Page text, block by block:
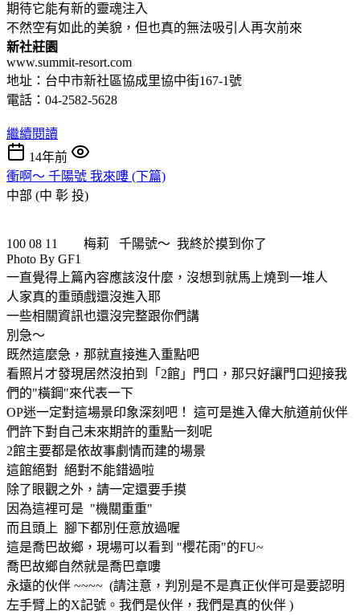
期待它能有新的靈魂注入
不然空有如此的美貌，但也真的無法吸引人再次前來
新社莊園
www.summit-resort.com
地址：台中市新社區協成里協中街167-1號
電話：04-2582-5628
繼續閱讀
14年前
衝啊～ 千陽號 我來嘍 (下篇)
中部 (中 彰 投)
100 08 11 梅莉 千陽號～ 我終於摸到你了
Photo By GF1
一直覺得上篇內容應該沒什麼，沒想到就馬上燒到一堆人
人家真的重頭戲還沒進入耶
一些相關資訊也還沒完整跟你們講
別急～
既然這麼急，那就直接進入重點吧
看照片才發現居然沒拍到「2館」門口，那只好讓門口迎接我
們的"橫鋼"來代表一下
OP迷一定對這場景印象深刻吧！ 這可是進入偉大航道前伙伴
們許下對自己未來期許的重點一刻呢
2館主要都是依故事劇情而建的場景
這館絕對 絕對不能錯過啦
除了眼觀之外，請一定還要手摸
因為這裡可是 "機關重重"
而且頭上 腳下都別任意放過喔
這是喬巴故鄉，現場可以看到 "櫻花雨"的FU~
喬巴故鄉自然就是喬巴章嘍
永遠的伙伴 ~~~~ (請注意，判別是不是真正伙伴可是要認明
左手臂上的X記號。我們是伙伴，我們是真的伙伴 )